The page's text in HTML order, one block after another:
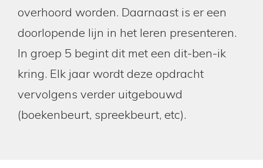
overhoord worden. Daarnaast is er een
doorlopende lijn in het leren presenteren.
In groep 5 begint dit met een dit-ben-ik
kring. Elk jaar wordt deze opdracht
vervolgens verder uitgebouwd
(boekenbeurt, spreekbeurt, etc).